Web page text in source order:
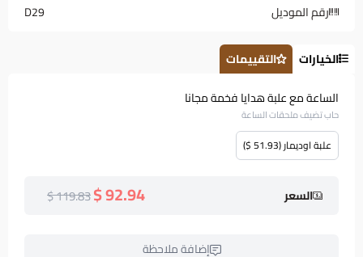
رقم الموديل D29
الخيارات
التقييمات
الساعة مع علبة هدايا فخمة مجانا
حاب تضيف ملحقات الساعة
علبة اوديمار (51.93 $)
السعر 92.94 $
119.83 $
إضافة ملاحظة